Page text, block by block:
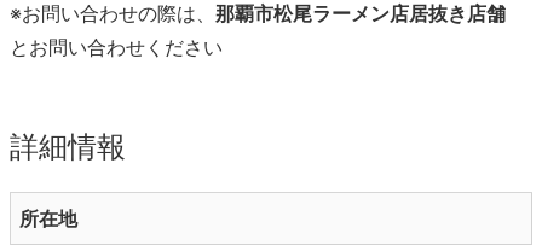
※お問い合わせの際は、 那覇市松尾ラーメン店居抜き店舗
とお問い合わせください
詳細情報
所在地